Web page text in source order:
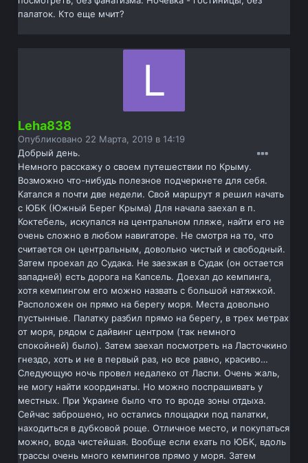
палаток. Кто еще мчит?
Leha838
Опубликовано 22 Марта, 2019 в 14:19
Добрый день.
Немного расскажу о своем путешествии по Крыму.
Возможно что-нибудь полезное подчеркнете для себя.
Катался я почти две недели. Свой маршрут я решил начать
с ЮБК (Южный Берег Крыма) Для начала заехал в п.
Коктебель, искупался на центральном пляже, найти его не
очень сложно в любом навигаторе. Не смотря на то, что
считается он центральным, довольно чистый и свободный.
Затем проехал до Судака. Не заезжая в Судак (он остается
западней) есть дорога на Капсель. Доехал до кемпинга,
хотя кемпингом его можно назвать с большой натяжкой.
Расположен он прямо на берегу моря. Места довольно
пустынные. Палатку разбил прямо на берегу, в трех метрах
от моря, рядом с дайвинг центром (так немного
спокойней) было). Затем заехал посмотреть на Ласточкино
гнездо, хоть и не в первый раз, но все равно, красиво…
Следующую ночь провел недалеко от Ласпи. Очень жаль,
не могу найти координаты. Но можно поспрашивать у
местных. При Украине было что то вроде зоны отдыха.
Сейчас заброшено, но остались площадки под палатки,
находиться в дубковой роще. Отличное место, и покупаться
можно, вода чистейшая. Вообще если ехать по ЮБК, вдоль
трассы очень много кемпингов прямо у моря. Затем